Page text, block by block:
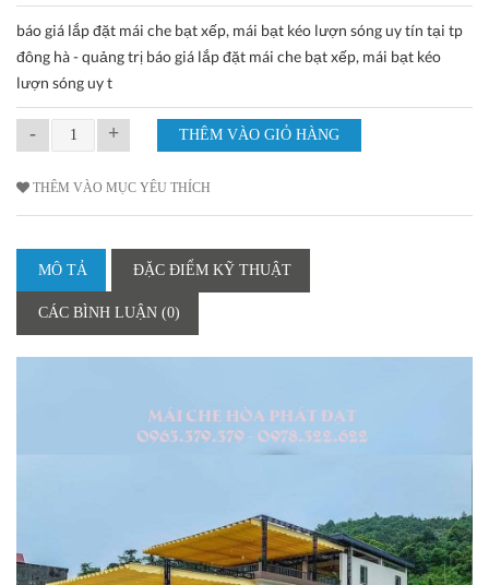
báo giá lắp đặt mái che bạt xếp, mái bạt kéo lượn sóng uy tín tại tp
đông hà - quảng trị báo giá lắp đặt mái che bạt xếp, mái bạt kéo
lượn sóng uy t
- +
THÊM VÀO MỤC YÊU THÍCH
MÔ TẢ ĐẶC ĐIỂM KỸ THUẬT
CÁC BÌNH LUẬN (0)